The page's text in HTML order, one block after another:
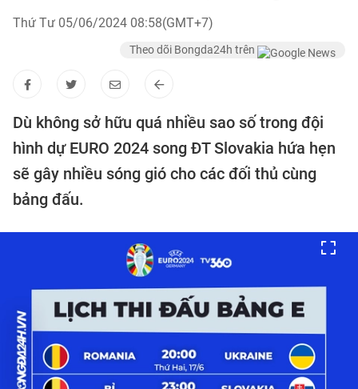
Thứ Tư 05/06/2024 08:58(GMT+7)
Theo dõi Bongda24h trên
Dù không sở hữu quá nhiều sao số trong đội
hình dự EURO 2024 song ĐT Slovakia hứa hẹn
sẽ gây nhiều sóng gió cho các đối thủ cùng
bảng đấu.